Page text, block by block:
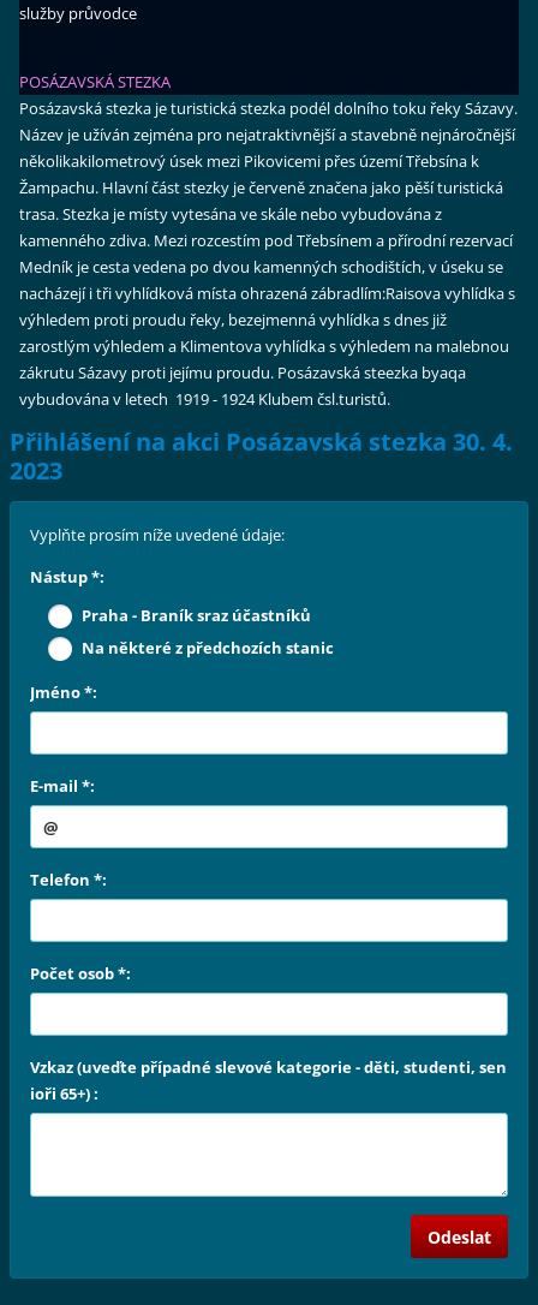
služby průvodce
POSÁZAVSKÁ STEZKA
Posázavská stezka je turistická stezka podél dolního toku řeky Sázavy.
Název je užíván zejména pro nejatraktivnější a stavebně nejnáročnější
několikakilometrový úsek mezi Pikovicemi přes území Třebsína k
Žampachu. Hlavní část stezky je červeně značena jako pěší turistická
trasa.Stezka je místy vytesána ve skále nebo vybudována z
kamenného zdiva. Mezi rozcestím pod Třebsínem a přírodní rezervací
Medník je cesta vedena po dvou kamenných schodištích, v úseku se
nacházejí i tři vyhlídková místa ohrazená zábradlím:Raisova vyhlídkas
výhledem proti proudu řeky, bezejmenná vyhlídka s dnes již
zarostlým výhledem a Klimentova vyhlídka s výhledem na malebnou
zákrutu Sázavy proti jejímu proudu. Posázavská steezka byaqa
vybudována v letech 1919 - 1924 Klubem čsl.turistů.
Přihlášení na akci Posázavská stezka 30. 4.
2023
Vyplňte prosím níže uvedené údaje:
Nástup *:
Praha - Braník sraz účastníků
Na některé z předchozích stanic
Jméno *:
E-mail *:
Telefon *:
Počet osob *:
Vzkaz (uveďte případné slevové kategorie - děti, studenti, sen
ioři 65+) :